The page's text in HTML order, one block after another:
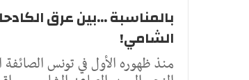
بالمناسبة ...بين عرق
الشامي!
منذ ظهوره الأول في تونس